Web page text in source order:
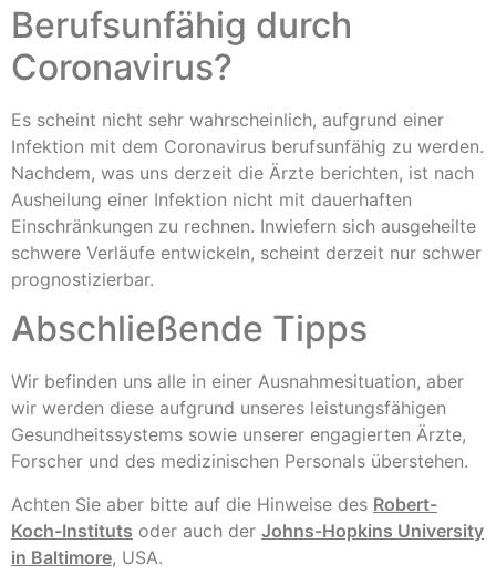
Berufsunfähig durch
Coronavirus?
Es scheint nicht sehr wahrscheinlich, aufgrund einer
Infektion mit dem Coronavirus berufsunfähig zu werden.
Nachdem, was uns derzeit die Ärzte berichten, ist nach
Ausheilung einer Infektion nicht mit dauerhaften
Einschränkungen zu rechnen. Inwiefern sich ausgeheilte
schwere Verläufe entwickeln, scheint derzeit nur schwer
prognostizierbar.
Abschließende Tipps
Wir befinden uns alle in einer Ausnahmesituation, aber
wir werden diese aufgrund unseres leistungsfähigen
Gesundheitssystems sowie unserer engagierten Ärzte,
Forscher und des medizinischen Personals überstehen.
Achten Sie aber bitte auf die Hinweise des Robert-
Koch-Instituts oder auch der Johns-Hopkins University
in Baltimore, USA.